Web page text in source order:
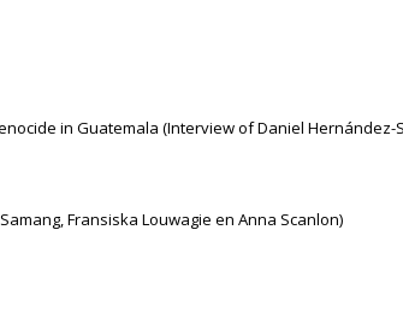
in Guatemala (Interview of Daniel
Fransiska Louwagie en Anna Scanlon)